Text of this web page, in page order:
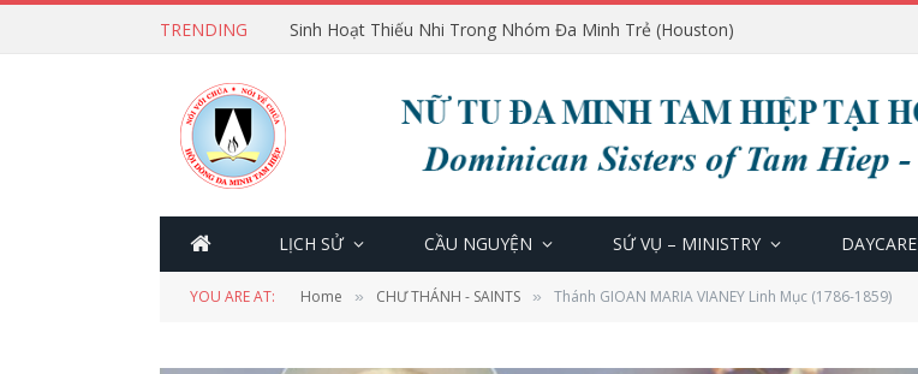
TRENDING Sinh Hoạt Thiếu Nhi Trong Nhóm Đa Minh Trẻ (Houston)
LỊCH SỬ CẦU NGUYỆN SỨ VỤ – MINISTRY DAYCARE
YOU ARE AT: Home » CHƯ THÁNH - SAINTS » Thánh GIOAN MARIA VIANEY Linh Mục (1786-1859)